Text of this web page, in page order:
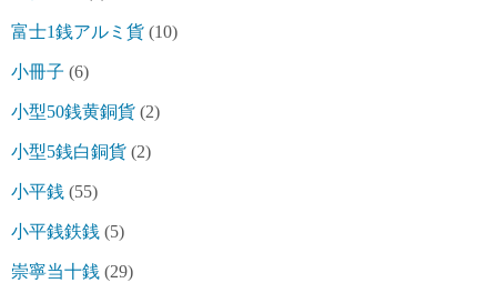
富士1銭アルミ貨 (10)
小冊子 (6)
小型50銭黄銅貨 (2)
小型5銭白銅貨 (2)
小平銭 (55)
小平銭鉄銭 (5)
崇寧当十銭 (29)